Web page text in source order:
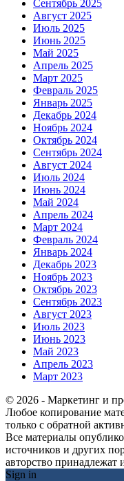
Сентябрь 2025
Август 2025
Июль 2025
Июнь 2025
Май 2025
Апрель 2025
Март 2025
Февраль 2025
Январь 2025
Декабрь 2024
Ноябрь 2024
Октябрь 2024
Сентябрь 2024
Август 2024
Июль 2024
Июнь 2024
Май 2024
Апрель 2024
Март 2024
Февраль 2024
Январь 2024
Декабрь 2023
Ноябрь 2023
Октябрь 2023
Сентябрь 2023
Август 2023
Июль 2023
Июнь 2023
Май 2023
Апрель 2023
Март 2023
© 2026 - Маркетинг и
Любое копирование
только с обратной
Все материалы
источников и других
авторство принадлежат
Sign in